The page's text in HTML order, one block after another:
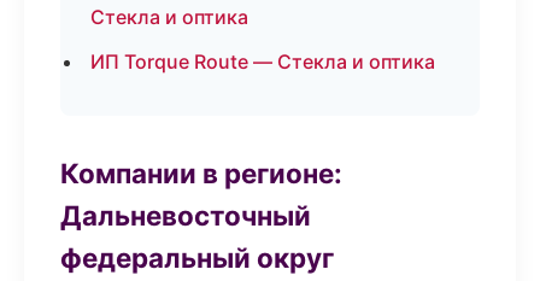
Стекла и оптика
ИП Torque Route — Стекла и оптика
Компании в регионе:
Дальневосточный
федеральный округ